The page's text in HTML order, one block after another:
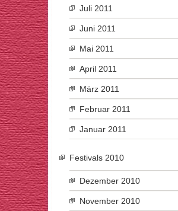
Juli 2011
Juni 2011
Mai 2011
April 2011
März 2011
Februar 2011
Januar 2011
Festivals 2010
Dezember 2010
November 2010